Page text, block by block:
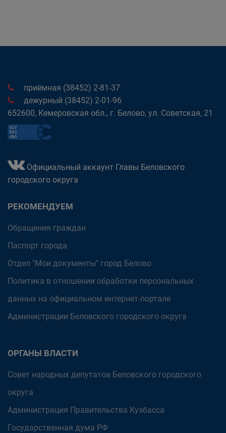
приёмная (38452) 2-81-37
дежурный (38452) 2-01-96
652600, Кемеровская обл., г. Белово, ул. Советская, 21
Официальный аккаунт Главы Беловского
городского округа
РЕКОМЕНДУЕМ
Обращения граждан
Паспорт города
Отдел "Мои документы" город Белово
Политика в отношении обработки персональных
данных на официальном интернет-портале
Администрации Беловского городского округа
ОРГАНЫ ВЛАСТИ
Совет народных депутатов Беловского городского
округа
Администрация Правительства Кузбасса
Государственная дума РФ